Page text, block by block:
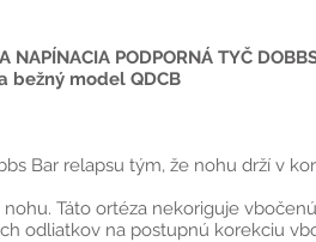
NAPÍNACIA PODPORNÁ TYČ
bežný model QDCB
Bar relapsu tým, že nohu drží v
Táto ortéza nekoriguje
odliatkov na postupnú korekciu